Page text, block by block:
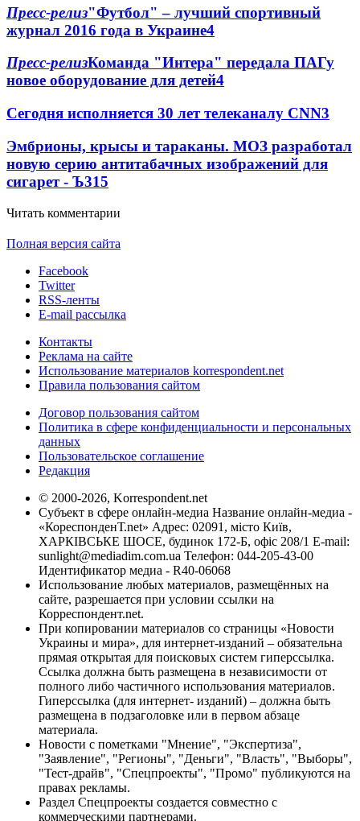
Пресс-релиз"Футбол" – лучший спортивный
журнал 2016 года в Украине4
Пресс-релизКоманда "Интера" передала ПАГу
новое оборудование для детей4
Сегодня исполняется 30 лет телеканалу CNN3
Эмбрионы, крысы и тараканы. МОЗ разработал
новую серию антитабачных изображений для
сигарет - Ъ315
Читать комментарии
Полная версия сайта
Facebook
Twitter
RSS-ленты
E-mail рассылка
Контакты
Реклама на сайте
Использование материалов korrespondent.net
Правила пользования сайтом
Договор пользования сайтом
Политика в сфере конфиденциальности и персональных
данных
Пользовательское соглашение
Редакция
© 2000-2026, Korrespondent.net
Субъект в сфере онлайн-медиа Название онлайн-медиа -
«КореспонденТ.net» Адрес: 02091, місто Київ,
ХАРКІВСЬКЕ ШОСЕ, будинок 172-Б, офіс 208/1 E-mail:
sunlight@mediadim.com.ua Телефон: 044-205-43-00
Идентификатор медиа - R40-06068
Использование любых материалов, размещённых на
сайте, разрешается при условии ссылки на
Корреспондент.net.
При копировании материалов со страницы «Новости
Украины и мира», для интернет-изданий – обязательна
прямая открытая для поисковых систем гиперссылка.
Ссылка должна быть размещена в независимости от
полного либо частичного использования материалов.
Гиперссылка (для интернет- изданий) – должна быть
размещена в подзаголовке или в первом абзаце
материала.
Новости с пометками "Мнение", "Экспертиза",
"Заявление", "Регионы", "Деньги", "Власть", "Выборы",
"Тест-драйв", "Спецпроекты", "Промо" публикуются на
правах рекламы.
Раздел Спецпроекты создается совместно с
коммерческими партнерами.